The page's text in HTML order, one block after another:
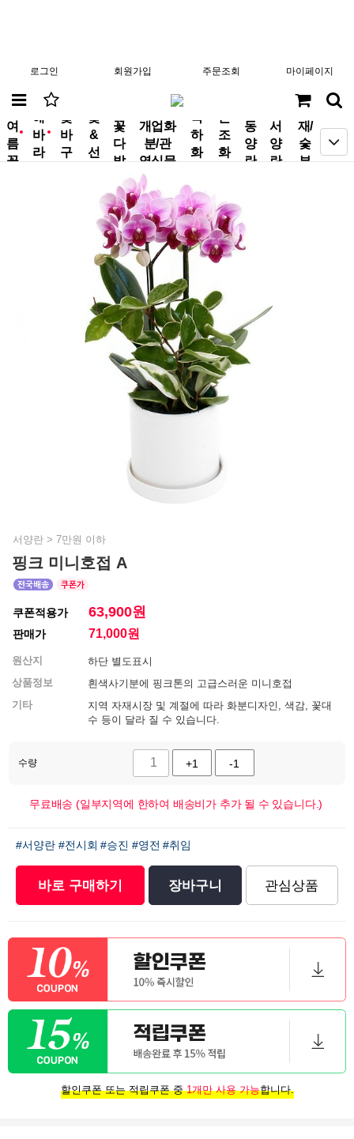
로그인 회원가입 주문조회 마이페이지
new
여
름
꽃
new
해
바
라
꽃
바
구
꽃
&
선
꽃
다
발
개업화
분/관
엽식물
축
하
화
근
조
화
동
양
란
서
양
란
분
재/
숯
부
서양란 > 7만원 이하
핑크 미니호접 A
쿠폰적용가 63,900원
판매가 71,000원
원산지
하단 별도표시
상품정보
흰색사기분에 핑크톤의 고급스러운 미니호접
기타
지역 자재시장 및 계절에 따라 화분디자인, 색감, 꽃대
수 등이 달라 질 수 있습니다.
수량 +1 -1
무료배송 (일부지역에 한하여 배송비가 추가 될 수 있습니다.)
#서양란 #전시회 #승진 #영전 #취임
바로 구매하기 장바구니 관심상품
할인쿠폰 또는 적립쿠폰 중1개만 사용 가능합니다.